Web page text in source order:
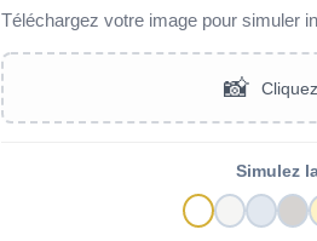
Téléchargez votre image pour simuler
📸
Simulez